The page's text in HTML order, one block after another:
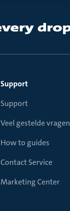
Support
Support
Veel gestelde vragen
How to guides
Contact Service
Marketing Center